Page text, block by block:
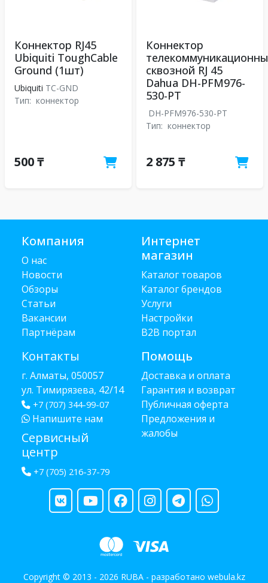
Коннектор RJ45
Ubiquiti ToughCable
Ground (1шт)
Ubiquiti TC-GND
Тип: коннектор
500 ₸
Коннектор
сквозной RJ 45
Dahua DH-PFM976-
530-PT
DH-PFM976-530-PT
Тип: коннектор
2 875 ₸
Компания
О нас
Новости
Обзоры
Статьи
Вакансии
Партнёрам
Контакты
г. Алматы, 050057
ул. Тимирязева, 42/14
+7 (707) 344-99-07
Напишите нам
Сервисный
центр
+7 (705) 216-37-79
Интернет
магазин
Каталог товаров
Каталог брендов
Услуги
Настройки
B2B портал
Помощь
Доставка и оплата
Гарантия и возврат
Публичная оферта
Предложения и
жалобы
Copyright © 2013 - 2026 RUBA - разработано webula.kz